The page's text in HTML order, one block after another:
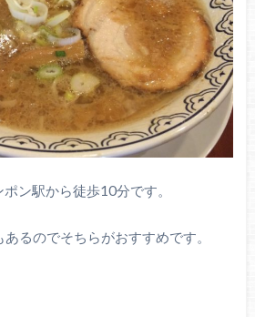
ン駅から徒歩10分です。
るのでそちらがおすすめです。